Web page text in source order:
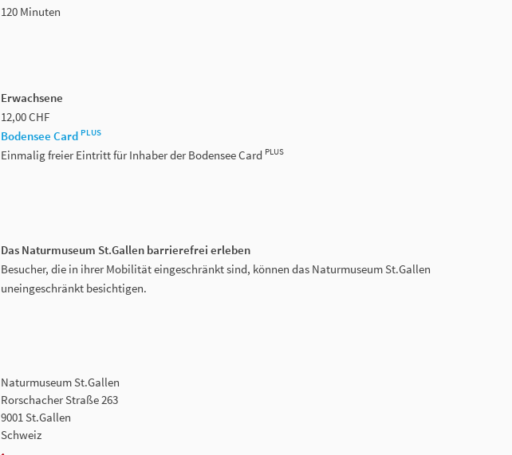
120 Minuten
Erwachsene
12,00 CHF
Bodensee Card PLUS
Einmalig freier Eintritt für Inhaber der Bodensee Card PLUS
Das Naturmuseum St.Gallen barrierefrei erleben
Besucher, die in ihrer Mobilität eingeschränkt sind, können das Naturmuseum St.Gallen
uneingeschränkt besichtigen.
Naturmuseum St.Gallen
Rorschacher Straße 263
9001 St.Gallen
Schweiz